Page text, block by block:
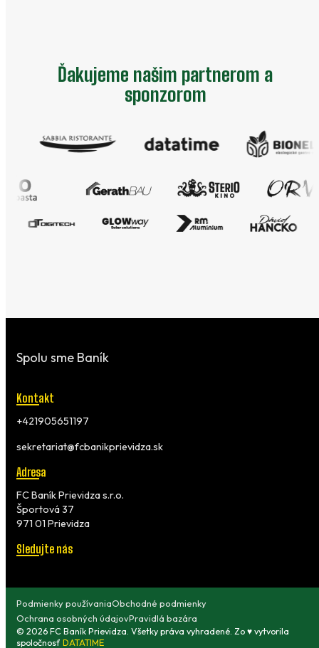
Ďakujeme našim partnerom a
sponzorom
Spolu sme Baník
Kontakt
+421905651197
sekretariat@fcbanikprievidza.sk
Adresa
FC Baník Prievidza s.r.o.
Športová 37
971 01 Prievidza
Sledujte nás
© 2026 FC Baník Prievidza. Všetky práva vyhradené. Zo ♥ vytvorila
spoločnosť DATATIME
Podmienky používaniaObchodné podmienky
Ochrana osobných údajovPravidlá bazára